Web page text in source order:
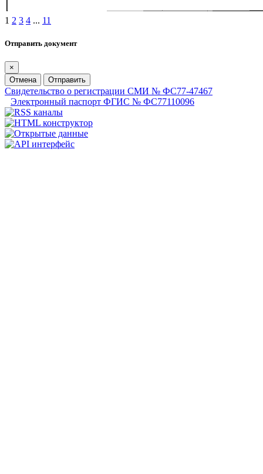
1 2 3 4 ... 11
Отправить документ
×
Отмена
Отправить
Свидетельство о регистрации СМИ № ФС77-47467
Электронный паспорт ФГИС № ФС77110096